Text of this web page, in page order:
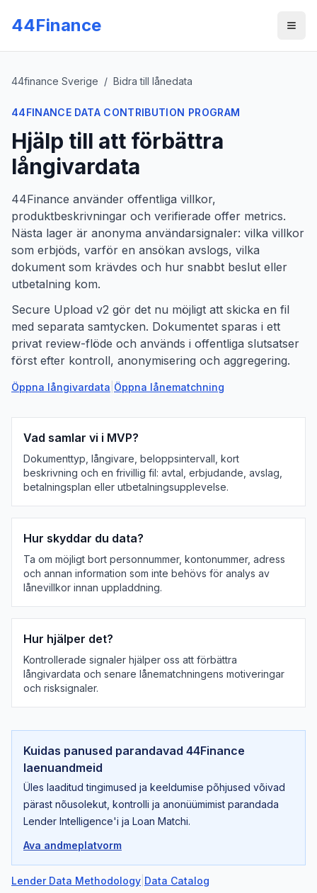
44Finance
44finance Sverige / Bidra till lånedata
44FINANCE DATA CONTRIBUTION PROGRAM
Hjälp till att förbättra
långivardata
44Finance använder offentliga villkor,
produktbeskrivningar och verifierade offer metrics.
Nästa lager är anonyma användarsignaler: vilka villkor
som erbjöds, varför en ansökan avslogs, vilka
dokument som krävdes och hur snabbt beslut eller
utbetalning kom.
Secure Upload v2 gör det nu möjligt att skicka en fil
med separata samtycken. Dokumentet sparas i ett
privat review-flöde och används i offentliga slutsatser
först efter kontroll, anonymisering och aggregering.
Öppna långivardata Öppna lånematchning
Vad samlar vi i MVP?
Dokumenttyp, långivare, beloppsintervall, kort
beskrivning och en frivillig fil: avtal, erbjudande, avslag,
betalningsplan eller utbetalningsupplevelse.
Hur skyddar du data?
Ta om möjligt bort personnummer, kontonummer, adress
och annan information som inte behövs för analys av
lånevillkor innan uppladdning.
Hur hjälper det?
Kontrollerade signaler hjälper oss att förbättra
långivardata och senare lånematchningens motiveringar
och risksignaler.
Kuidas panused parandavad 44Finance
laenuandmeid
Üles laaditud tingimused ja keeldumise põhjused võivad
pärast nõusolekut, kontrolli ja anonüümimist parandada
Lender Intelligence'i ja Loan Matchi.
Ava andmeplatvorm
Lender Data Methodology Data Catalog